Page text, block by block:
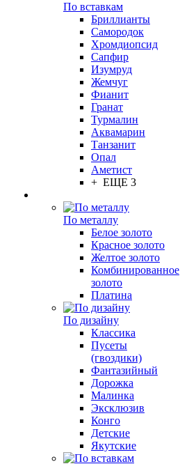
По вставкам
Бриллианты
Самородок
Хромдиопсид
Сапфир
Изумруд
Жемчуг
Фианит
Гранат
Турмалин
Аквамарин
Танзанит
Опал
Аметист
+ ЕЩЕ 3
По металлу
Белое золото
Красное золото
Желтое золото
Комбинированное
золото
Платина
По дизайну
Классика
Пусеты
(гвоздики)
Фантазийный
Дорожка
Малинка
Эксклюзив
Конго
Детские
Якутские